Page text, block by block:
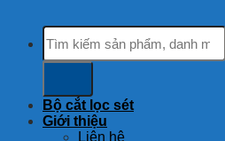
Tìm
kiếm:
Bộ cắt lọc sét
Giới thiệu
Liên hệ